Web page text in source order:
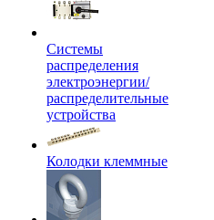
Системы
распределения
электроэнергии/
распределительные
устройства
Колодки клеммные